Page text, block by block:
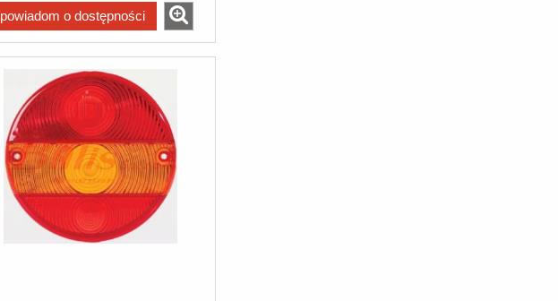
powiadom o dostępności